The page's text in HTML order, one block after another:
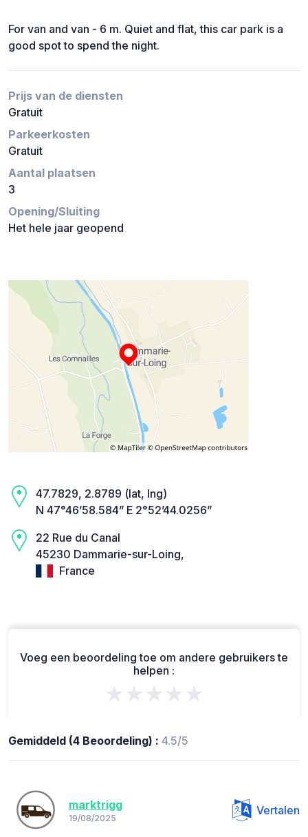
For van and van - 6 m. Quiet and flat, this car park is a
good spot to spend the night.
Prijs van de diensten
Gratuit
Parkeerkosten
Gratuit
Aantal plaatsen
3
Opening/Sluiting
Het hele jaar geopend
47.7829, 2.8789 (lat, lng)
N 47°46’58.584” E 2°52’44.0256”
22 Rue du Canal
45230 Dammarie-sur-Loing,
France
Voeg een beoordeling toe om andere gebruikers te
helpen :
★★★★★
Gemiddeld (4 Beoordeling) : 4.5/5
marktrigg
19/08/2025
Vertalen